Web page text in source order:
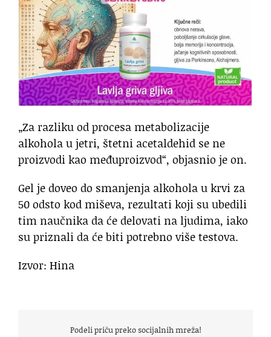
„Za razliku od procesa metabolizacije
alkohola u jetri, štetni acetaldehid se ne
proizvodi kao međuproizvod“, objasnio je on.
Gel je doveo do smanjenja alkohola u krvi za
50 odsto kod miševa, rezultati koji su ubedili
tim naučnika da će delovati na ljudima, iako
su priznali da će biti potrebno više testova.
Izvor: Hina
Podeli priču preko socijalnih mreža!